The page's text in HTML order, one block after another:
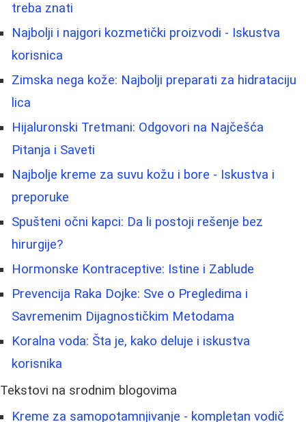
treba znati
Najbolji i najgori kozmetički proizvodi - Iskustva
korisnica
Zimska nega kože: Najbolji preparati za hidrataciju
lica
Hijaluronski Tretmani: Odgovori na Najčešća
Pitanja i Saveti
Najbolje kreme za suvu kožu i bore - Iskustva i
preporuke
Spušteni očni kapci: Da li postoji rešenje bez
hirurgije?
Hormonske Kontraceptive: Istine i Zablude
Prevencija Raka Dojke: Sve o Pregledima i
Savremenim Dijagnostičkim Metodama
Koralna voda: Šta je, kako deluje i iskustva
korisnika
Tekstovi na srodnim blogovima
Kreme za samopotamnjivanje - kompletan vodič